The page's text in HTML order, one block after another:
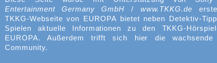
Entertainment Germany GmbH / www.TKKG.de
TKKG-Webseite von EUROPA bietet neben Detektiv-
Spielen aktuelle Informationen zu den TKKG-
EUROPA. Außerdem trifft sich hier die wachsende
Community.